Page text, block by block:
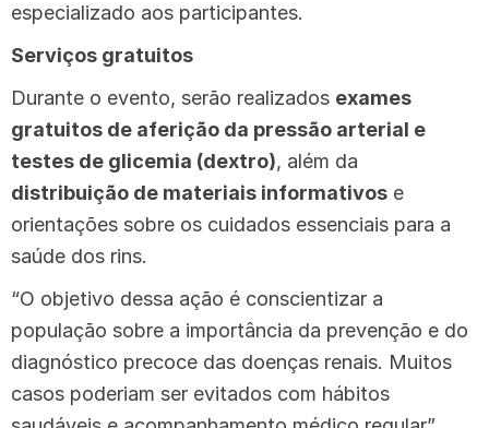
especializado aos participantes.
Serviços gratuitos
Durante o evento, serão realizados exames
gratuitos de aferição da pressão arterial e
testes de glicemia (dextro), além da
distribuição de materiais informativos e
orientações sobre os cuidados essenciais para a
saúde dos rins.
“O objetivo dessa ação é conscientizar a
população sobre a importância da prevenção e do
diagnóstico precoce das doenças renais. Muitos
casos poderiam ser evitados com hábitos